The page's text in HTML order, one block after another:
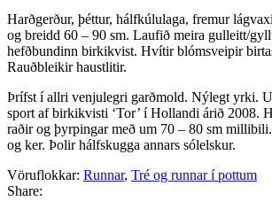
Harðgerður, þéttur, hálfkúlulaga, fremur
og breidd 60 – 90 sm. Laufið meira gulleitt/
hefðbundinn birkikvist. Hvítir blómsveipir
Rauðbleikir haustlitir.
Þrífst í allri venjulegri garðmold. Nýlegt yrki.
sport af birkikvisti ‘Tor’ í Hollandi árið 2008.
raðir og þyrpingar með um 70 – 80 sm
og ker. Þolir hálfskugga annars sólelskur.
Vöruflokkar: Runnar, Tré og runnar í pottum
Share: